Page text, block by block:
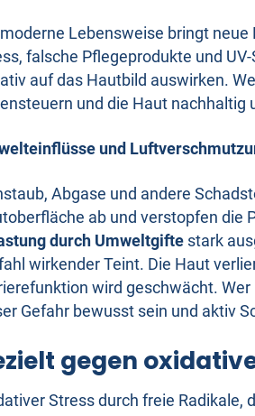
Lebensweise bringt
falsche Pflegeprodukte und
auf das Hautbild auswirken.
und die Haut nachhaltig
und
Abgase und andere
ab und verstopfen die
durch Umweltgifte stark
wirkender Teint. Die Haut
wird geschwächt.
Gefahr bewusst sein und aktiv
gegen
Stress durch freie